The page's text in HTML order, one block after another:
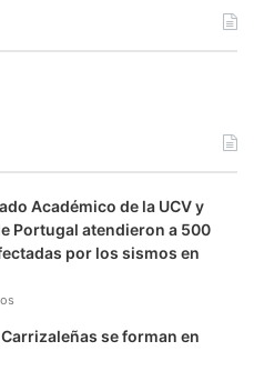
g
r
a
r
a
m
k
Académico de la UCV y
Portugal atendieron a 500
por los sismos en
se forman en